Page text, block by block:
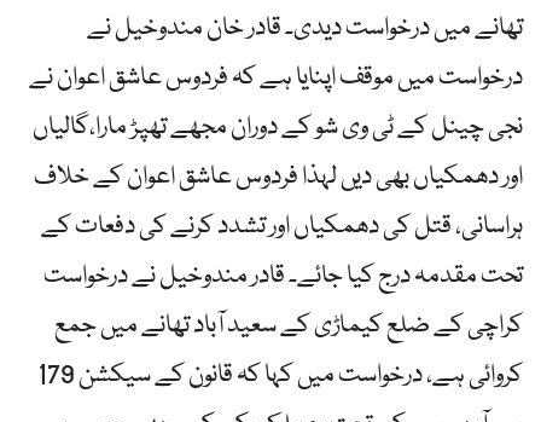
تھانے میں درخواست دیدی۔ قادر خان مندوخیل نے
درخواست میں موقف اپنایا ہے کہ فردوس عاشق اعوان نے
نجی چینل کے ٹی وی شو کے دوران مجھے تھپڑ مارا،گالیاں
اور دھمکیاں بھی دیں لہذا فردوس عاشق اعوان کے خلاف
ہراسانی، قتل کی دھمکیاں اور تشدد کرنے کی دفعات کے
تحت مقدمہ درج کیا جائے۔ قادر مندوخیل نے درخواست
کراچی کے ضلع کیماڑی کے سعید آباد تھانے میں جمع
کروائی ہے، درخواست میں کہا کہ قانون کے سیکشن 179